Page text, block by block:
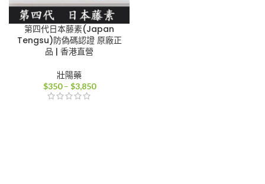
第四代日本藤素(Japan
Tengsu)防偽碼認證 原廠正
品 | 香港直營
壯陽藥
$350 – $3,850價